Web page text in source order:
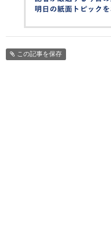
この記事を保存